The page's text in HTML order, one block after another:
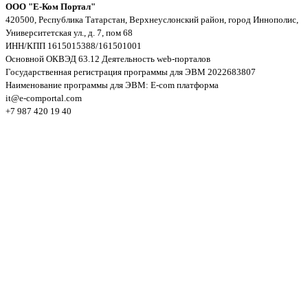
ООО "Е-Ком Портал"
420500, Республика Татарстан, Верхнеуслонский район, город Иннополис,
Университетская ул., д. 7, пом 68
ИНН/КПП 1615015388/161501001
Основной ОКВЭД 63.12 Деятельность web-порталов
Государственная регистрация программы для ЭВМ 2022683807
Наименование программы для ЭВМ: E-com платформа
it@e-comportal.com
+7 987 420 19 40